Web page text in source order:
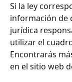
Si la ley
información de
jurídica
utilizar el
Encontrarás
en el sitio web